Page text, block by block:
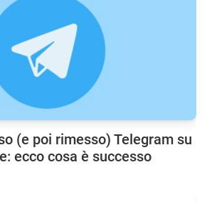
(e poi rimesso) Telegram su
ecco cosa è successo